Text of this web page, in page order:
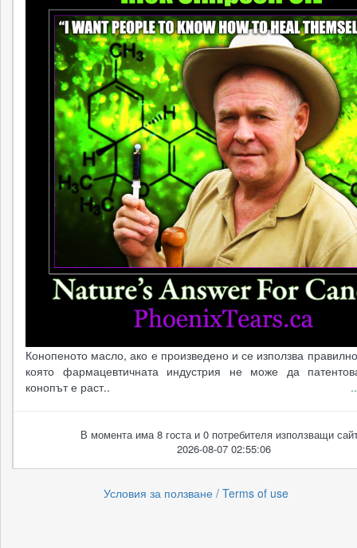
Конопеното масло, ако е произведено и се използва
която фармацевтичната индустрия не може да
конопът е раст..
В момента има 8 госта и 0 потребителя използващи
2026-08-07 02:55:06
Условия за ползване / Terms of use